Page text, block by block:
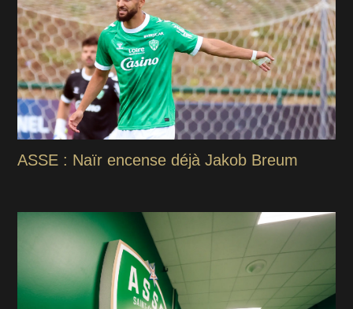
ASSE : Naïr encense déjà Jakob Breum